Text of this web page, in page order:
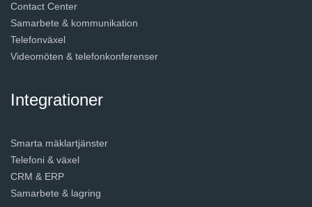
Contact Center
Samarbete & kommunikation
Telefonväxel
Videomöten & telefonkonferenser
Integrationer
Smarta mäklartjänster
Telefoni & växel
CRM & ERP
Samarbete & lagring